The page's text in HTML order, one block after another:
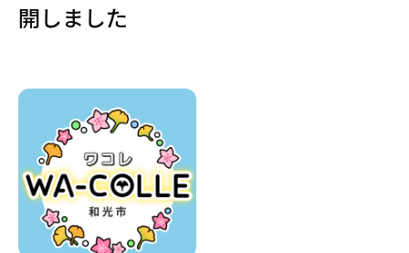
開しました